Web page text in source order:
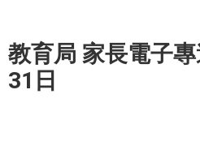
教育局 家長電子
31日